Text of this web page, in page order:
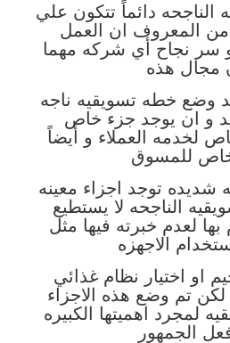
الناجحه دائماً تتكون علي
من المعروف ان العمل
سر نجاح أي شركه مهما
مجال هذه
وضع خطه تسويقيه ناجه
و ان يوجد جزء خاص
لخدمه العملاء و أيضاً
للمسوق
شديده توجد اجزاء معينه
الناجحه لا يستطيع
بها لعدم خبرته فيها مثل
الاجهزه
او اختيار نظام غذائي
تم وضع هذه الاجزاء
لمجرد اهميتها الكبيره
الجمهور